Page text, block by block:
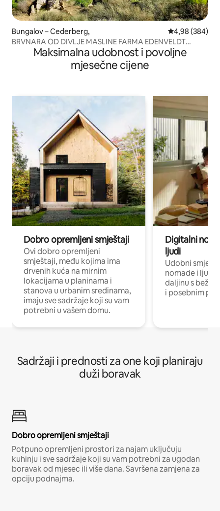
Bungalov – Cederberg, Prosječna
4,98 (384)
BRVNARA OD DIVLJE MASLINE FARMA EDENVELDT
CEDERBERGMaksimalna udobnost i povoljne
mjesečne cijene
Dobro opremljeni smještaji
Ovi dobro opremljeni
smještaji, među kojima ima
drvenih kuća na mirnim
lokacijama u planinama i
stanova u urbanim sredinama,
imaju sve sadržaje koji su vam
potrebni u vašem domu.
Digitalni
ljudi
Udobni
nomade i ljude
daljinu s
i posebnim
Sadržaji i prednosti za one koji planiraju
duži boravak
Dobro opremljeni smještaji
Potpuno opremljeni prostori za najam uključuju
kuhinju i sve sadržaje koji su vam potrebni za ugodan
boravak od mjesec ili više dana. Savršena zamjena za
opciju podnajma.